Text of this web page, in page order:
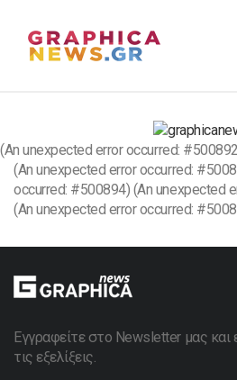
(An unexpected error occurred:
(An unexpected error occurred:
occurred: #500894) (An unexpected
(An unexpected error occurred:
Εγγραφείτε στο Newsletter μας και
τις εξελίξεις.